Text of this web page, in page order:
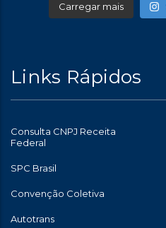
Carregar mais
Links Rápidos
Consulta CNPJ Receita
Federal
SPC Brasil
Convenção Coletiva
Autotrans